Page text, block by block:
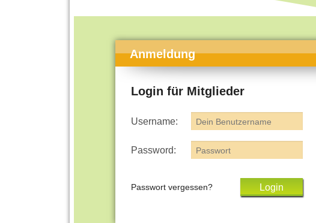
Kinderuni
Anmeldung
Login für Mitglieder
Username:
Password:
Passwort vergessen?